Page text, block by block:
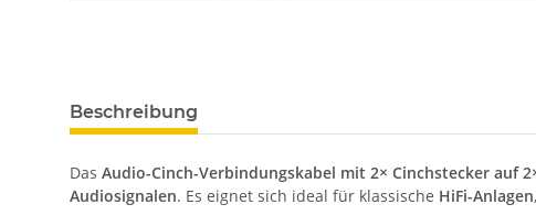
Beschreibung
Das Audio-Cinch-Verbindungskabel mit 2× Cinchstecker auf
Audiosignalen. Es eignet sich ideal für klassische HiFi-Anlagen,